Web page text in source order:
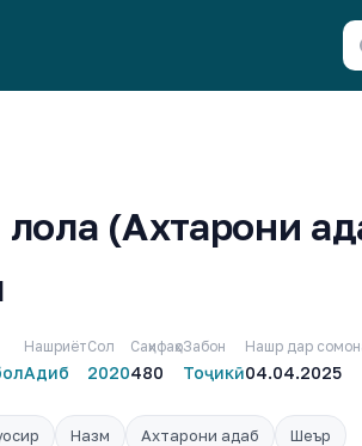
лола (Ахтарони
Нашриёт
Адиб
Сол
2020
Саҳифаҳо
480
Забон
Тоҷикӣ
Нашр дар
04.04.2025
Назм Ахтарони адаб Шеър